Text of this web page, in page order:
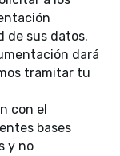
de sus datos.
dará
tramitar tu
con el
bases
y no